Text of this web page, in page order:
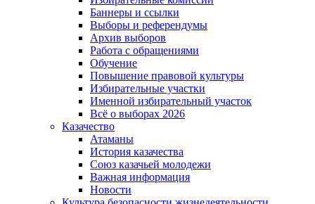
Баннеры и ссылки
Выборы и референдумы
Архив выборов
Работа с обращениями
Обучение
Повышение правовой культуры
Избирательные участки
Именной избирательный участок
Всё о выборах 2026
Казачество
Атаманы
История казачества
Союз казачьей молодежи
Важная информация
Новости